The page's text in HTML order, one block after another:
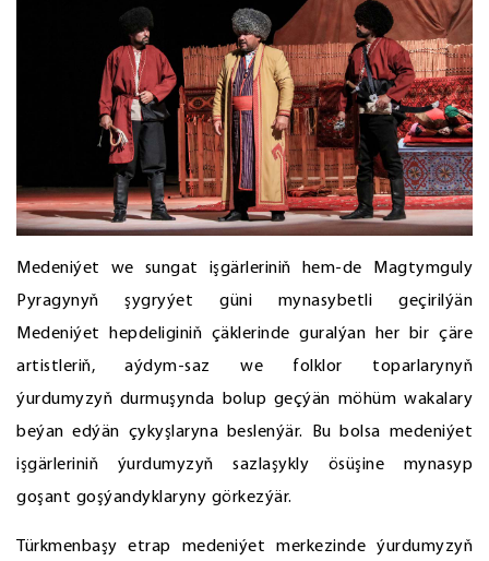
Medeniýet we sungat işgärleriniň hem-de Magtymguly
Pyragynyň şygryýet güni mynasybetli geçirilýän
Medeniýet hepdeliginiň çäklerinde guralýan her bir çäre
artistleriň, aýdym-saz we folklor toparlarynyň
ýurdumyzyň durmuşynda bolup geçýän möhüm wakalary
beýan edýän çykyşlaryna beslenýär. Bu bolsa medeniýet
işgärleriniň ýurdumyzyň sazlaşykly ösüşine mynasyp
goşant goşýandyklaryny görkezýär.
Türkmenbaşy etrap medeniýet merkezinde ýurdumyzyň